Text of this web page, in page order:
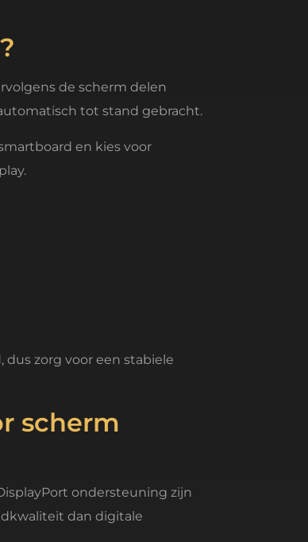
de scherm delen
tot stand gebracht.
en kies voor
zorg voor een stabiele
scherm
ondersteuning zijn
dan digitale